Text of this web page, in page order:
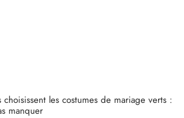
choisissent les costumes de mariage verts :
manquer